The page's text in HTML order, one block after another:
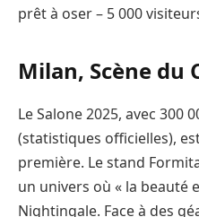
prêt à oser – 5 000
Milan, Scène du
Le Salone 2025, avec 300
(statistiques officielles),
première. Le stand
un univers où « la beauté
Nightingale. Face à des